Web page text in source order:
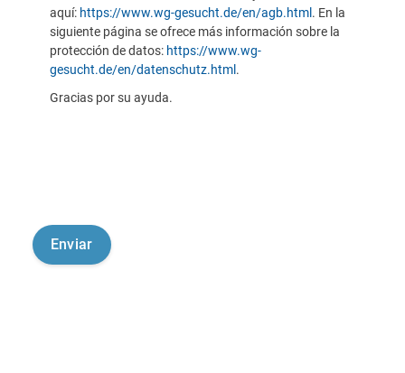
aquí: https://www.wg-gesucht.de/en/agb.html . En la
siguiente página se ofrece más información sobre la
protección de datos: https://www.wg-
gesucht.de/en/datenschutz.html .
Gracias por su ayuda.